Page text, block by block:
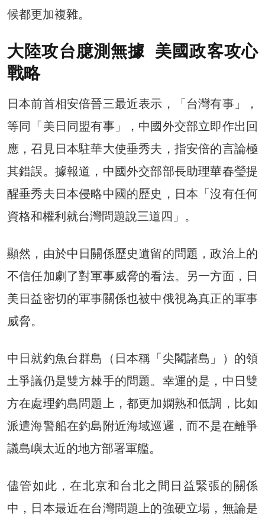
候都更加複雜。
大陸攻台臆測無據 美國政客攻心
戰略
日本前首相安倍晉三最近表示，「台灣有事」，
等同「美日同盟有事」，中國外交部立即作出回
應，召見日本駐華大使垂秀夫，指安倍的言論極
其錯誤。據報道，中國外交部部長助理華春瑩提
醒垂秀夫日本侵略中國的歷史，日本「沒有任何
資格和權利就台灣問題說三道四」。
顯然，由於中日關係歷史遺留的問題，政治上的
不信任加劇了對軍事威脅的看法。另一方面，日
美日益密切的軍事關係也被中俄視為真正的軍事
威脅。
中日就釣魚台群島（日本稱「尖閣諸島」）的領
土爭議仍是雙方棘手的問題。幸運的是，中日雙
方在處理釣島問題上，都更加嫻熟和低調，比如
派遣海警船在釣島附近海域巡邏，而不是在離爭
議島嶼太近的地方部署軍艦。
儘管如此，在北京和台北之間日益緊張的關係
中，日本最近在台灣問題上的強硬立場，無論是